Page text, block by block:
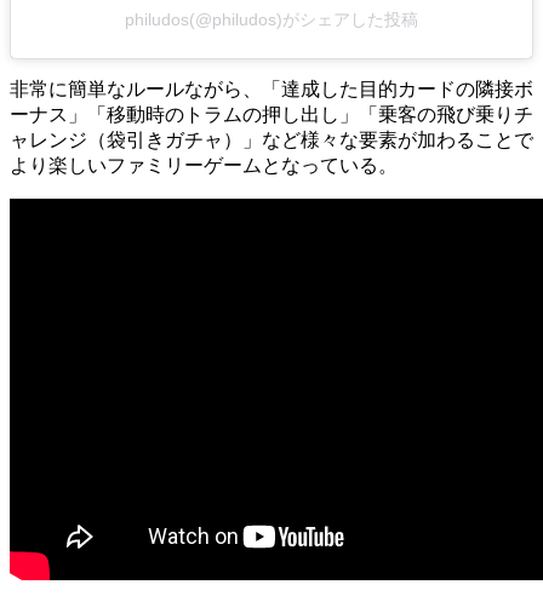
philudos(@philudos)がシェアした投稿
非常に簡単なルールながら、「達成した目的カードの隣接ボ
ーナス」「移動時のトラムの押し出し」「乗客の飛び乗りチ
ャレンジ（袋引きガチャ）」など様々な要素が加わることで
より楽しいファミリーゲームとなっている。